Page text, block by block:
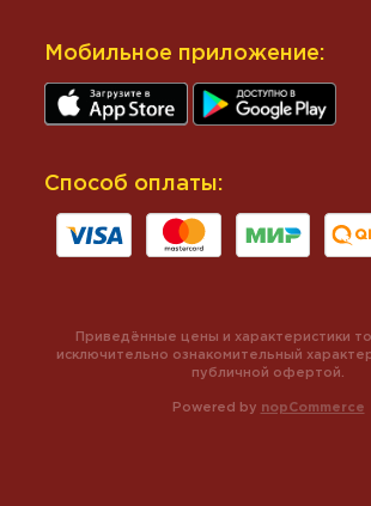
Мобильное приложение:
Способ оплаты:
Powered by nopCommerce
Приведённые цены и характеристики
исключительно ознакомительный
публичной офертой.